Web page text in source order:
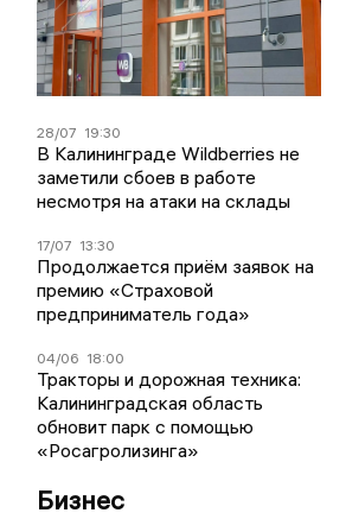
28/07 19:30
В Калининграде Wildberries не
заметили сбоев в работе
несмотря на атаки на склады
17/07 13:30
Продолжается приём заявок на
премию «Страховой
предприниматель года»
04/06 18:00
Тракторы и дорожная техника:
Калининградская область
обновит парк с помощью
«Росагролизинга»
Бизнес